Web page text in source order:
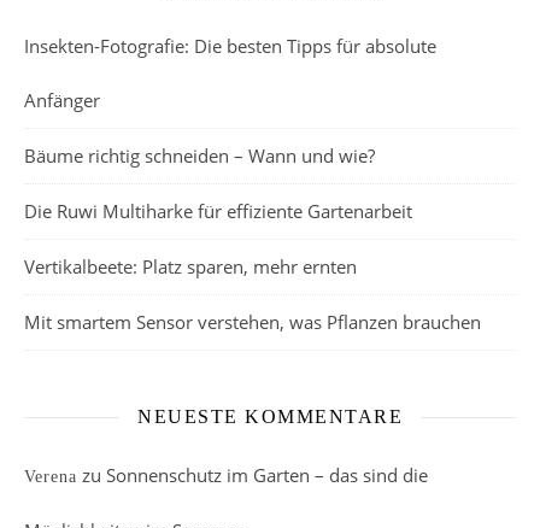
Insekten-Fotografie: Die besten Tipps für absolute
Anfänger
Bäume richtig schneiden – Wann und wie?
Die Ruwi Multiharke für effiziente Gartenarbeit
Vertikalbeete: Platz sparen, mehr ernten
Mit smartem Sensor verstehen, was Pflanzen brauchen
NEUESTE KOMMENTARE
Verena zu Sonnenschutz im Garten – das sind die